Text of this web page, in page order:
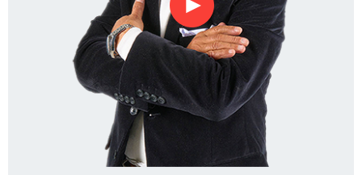
Reproducir